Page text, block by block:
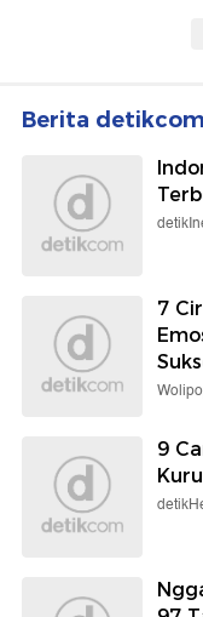
Berita
7
9